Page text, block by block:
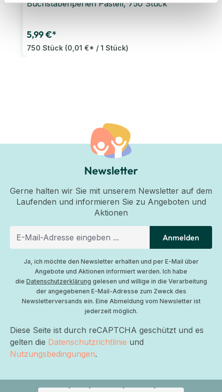
Buchstabenperlen Pastell, 750 Stück
5,99 €*
750 Stück (0,01 €* / 1 Stück)
Newsletter
Gerne halten wir Sie mit unserem Newsletter auf dem
Laufenden und informieren Sie zu Angeboten und
Aktionen
Anmelden
Ja, ich möchte den Newsletter erhalten und per E-Mail über
Angebote und Aktionen informiert werden. Ich habe
die Datenschutzerklärung gelesen und willige in die Verarbeitung
der angegebenen E-Mail-Adresse zum Zweck des
Newsletterversands ein. Eine Abmeldung vom Newsletter ist
jederzeit möglich.
Diese Seite ist durch reCAPTCHA geschützt und es
gelten die Datenschutzrichtlinie und
Nutzungsbedingungen.